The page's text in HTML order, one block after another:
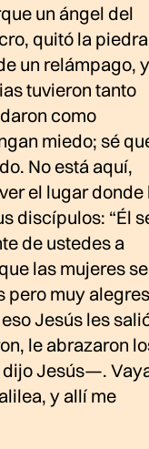
un ángel del
quitó la
un relámpago, y
tuvieron tanto
como
miedo; sé
No está aquí,
el lugar donde
discípulos: “Él
de ustedes a
las mujeres se
pero muy
Jesús les
le abrazaron
Jesús—.
y allí me